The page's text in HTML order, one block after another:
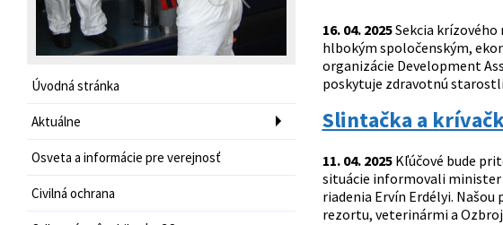
Úvodná stránka
Aktuálne
Osveta a informácie pre verejnosť
Civilná ochrana
16. 04. 2025Sekcia krízového
hlbokým spoločenským,
organizácie Development
poskytuje zdravotnú
Slintačka a
11. 04. 2025Kľúčové bude
situácie informovali minister
riadenia Ervín Erdélyi.
rezortu, veterinármi a